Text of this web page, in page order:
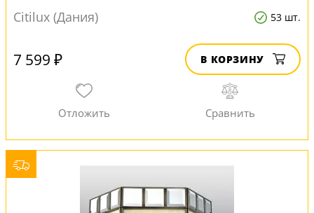
Citilux (Дания)
53 шт.
7 599 ₽ В КОРЗИНУ